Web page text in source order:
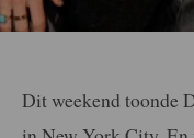
Dit weekend toonde